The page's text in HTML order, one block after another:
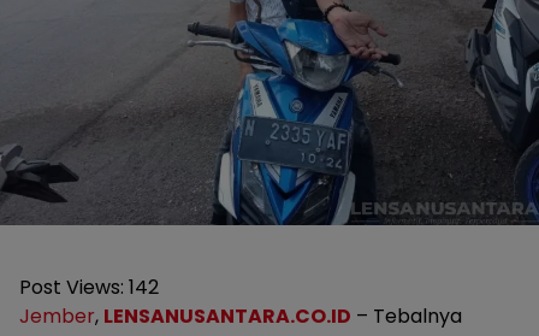
Post Views: 142
Jember, LENSANUSANTARA.CO.ID – Tebalnya